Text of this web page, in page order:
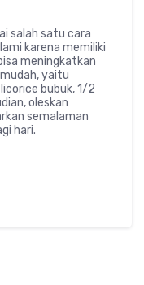
salah satu cara
karena memiliki
meningkatkan
yaitu
bubuk, 1/2
oleskan
semalaman
hari.